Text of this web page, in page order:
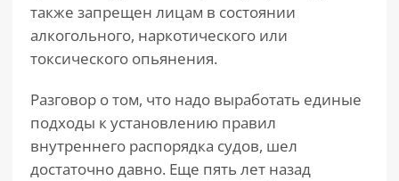
также запрещен лицам в состоянии
алкогольного, наркотического или
токсического опьянения.
Разговор о том, что надо выработать единые
подходы к установлению правил
внутреннего распорядка судов, шел
достаточно давно. Еще пять лет назад